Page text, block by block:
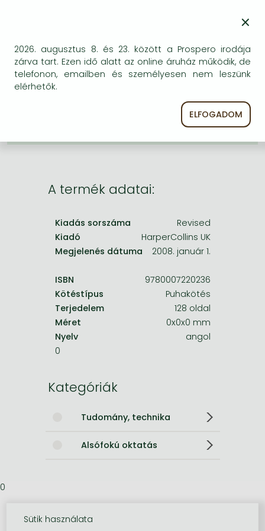
One-Punch Man manga
BESZEREZHETŐSÉG
Bizonytalan a beszerezhetőség. Érdemes még
egyszer keresni szerzővel és címmel. Ha nem talál
A termék adatai:
Kiadás sorszáma
Revised
Kiadó
HarperCollins UK
Megjelenés dátuma
2008. január 1.
ISBN
9780007220236
Kötéstípus
Puhakötés
Terjedelem
128 oldal
Méret
0x0x0 mm
Nyelv
angol
0
Kategóriák
Tudomány, technika
Alsófokú oktatás
0
×
2026. augusztus 8. és 23. között a Prospero irodája
zárva tart. Ezen idő alatt az online áruház működik, de
telefonon, emailben és személyesen nem leszünk
elérhetők.
ELFOGADOM
Sütik használata